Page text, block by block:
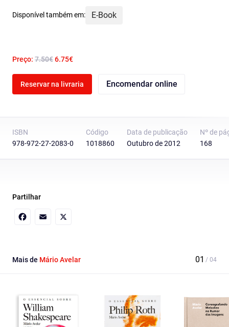
Disponível também em: E-Book
Preço: 7.50€6.75€
Reservar na livraria Encomendar online
ISBN
978-972-27-2083-0
Código
1018860
Data de publicação
Outubro de 2012
Nº de
168
Partilhar
Mais de Mário Avelar